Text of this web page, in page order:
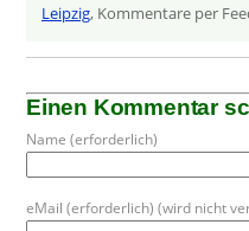
Leipzig, Kommentare per
Einen Kommentar
Name (erforderlich)
eMail (erforderlich) (wird nicht